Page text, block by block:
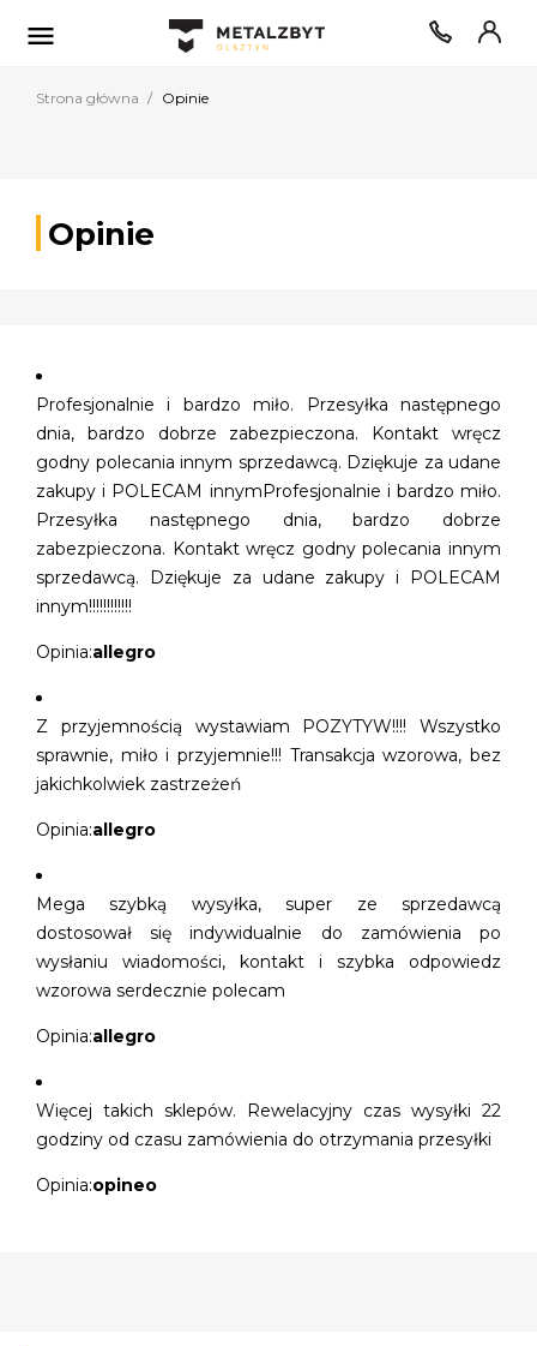

Strona główna Opinie
Opinie
Profesjonalnie i bardzo miło. Przesyłka następnego
dnia, bardzo dobrze zabezpieczona. Kontakt wręcz
godny polecania innym sprzedawcą. Dziękuje za udane
zakupy i POLECAM innymProfesjonalnie i bardzo miło.
Przesyłka następnego dnia, bardzo dobrze
zabezpieczona. Kontakt wręcz godny polecania innym
sprzedawcą. Dziękuje za udane zakupy i POLECAM
innym!!!!!!!!!!!!
Opinia:allegro
Z przyjemnością wystawiam POZYTYW!!!! Wszystko
sprawnie, miło i przyjemnie!!! Transakcja wzorowa, bez
jakichkolwiek zastrzeżeń
Opinia:allegro
Mega szybką wysyłka, super ze sprzedawcą
dostosował się indywidualnie do zamówienia po
wysłaniu wiadomości, kontakt i szybka odpowiedz
wzorowa serdecznie polecam
Opinia:allegro
Więcej takich sklepów. Rewelacyjny czas wysyłki 22
godziny od czasu zamówienia do otrzymania przesyłki
Opinia:opineo